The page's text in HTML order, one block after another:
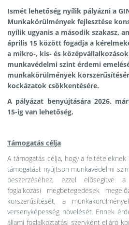
Ismét lehetőség nyílik pályázni a
Munkakörülmények fejlesztése
nyílik ugyanis a második szakasz,
április 15 között fogadja a
a mikro-, kis- és
munkavédelmi szint érdemi
munkakörülmények
kockázatok csökkentésére.
A pályázat benyújtására 2026.
15-ig van lehetőség.
Támogatás célja
A támogatás célja, hogy a feltételeknek
támogatást nyújtson munkavédelmi
beszerzéséhez, ezzel elősegítve
foglalkozási megbetegedések
korszerűsítését, a
versenyképesség növelését. Ennek
állami foglalkoztatási szervként eljáró